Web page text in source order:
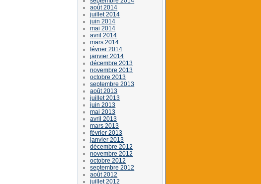
août 2014
juillet 2014
juin 2014
mai 2014
avril 2014
mars 2014
février 2014
janvier 2014
décembre 2013
novembre 2013
octobre 2013
septembre 2013
août 2013
juillet 2013
juin 2013
mai 2013
avril 2013
mars 2013
février 2013
janvier 2013
décembre 2012
novembre 2012
octobre 2012
septembre 2012
août 2012
juillet 2012